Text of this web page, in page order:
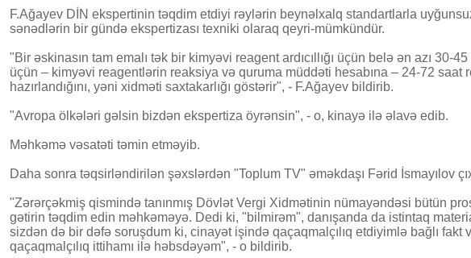
F.Ağayev DİN ekspertinin təqdim etdiyi rəylərin beynəlxalq standartlarla
sənədlərin bir gündə ekspertizası texniki olaraq qeyri-mümkündür.
"Bir əskinasın tam emalı tək bir kimyəvi reagent ardıcıllığı üçün belə ən azı
üçün – kimyəvi reagentlərin reaksiya və quruma müddəti hesabına – 24-72
hazırlandığını, yəni xidməti saxtakarlığı göstərir", - F.Ağayev bildirib.
"Avropa ölkələri gəlsin bizdən ekspertiza öyrənsin", - o, kinayə ilə əlavə edib.
Məhkəmə vəsatəti təmin etməyib.
Daha sonra təqsirləndirilən şəxslərdən "Toplum TV" əməkdaşı Fərid İsmayılov
"Zərərçəkmiş qismində tanınmış Dövlət Vergi Xidmətinin nümayəndəsi bütün
gətirin təqdim edin məhkəməyə. Dedi ki, "bilmirəm", danışanda da istintaq
sizdən də bir dəfə soruşdum ki, cinayət işində qaçaqmalçılıq etdiyimlə bağlı
qaçaqmalçılıq ittihamı ilə həbsdəyəm", - o bildirib.